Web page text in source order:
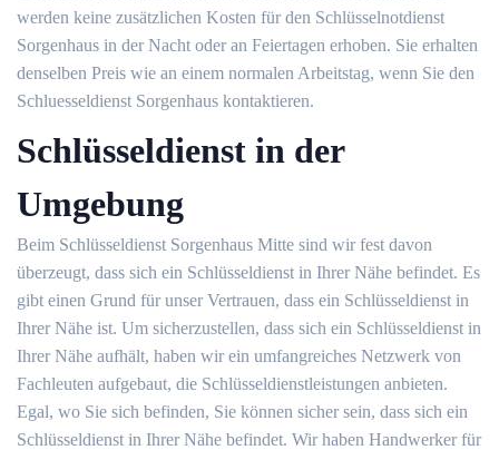
werden keine zusätzlichen Kosten für den Schlüsselnotdienst
Sorgenhaus in der Nacht oder an Feiertagen erhoben. Sie erhalten
denselben Preis wie an einem normalen Arbeitstag, wenn Sie den
Schluesseldienst Sorgenhaus kontaktieren.
Schlüsseldienst in der
Umgebung
Beim Schlüsseldienst Sorgenhaus Mitte sind wir fest davon
überzeugt, dass sich ein Schlüsseldienst in Ihrer Nähe befindet. Es
gibt einen Grund für unser Vertrauen, dass ein Schlüsseldienst in
Ihrer Nähe ist. Um sicherzustellen, dass sich ein Schlüsseldienst in
Ihrer Nähe aufhält, haben wir ein umfangreiches Netzwerk von
Fachleuten aufgebaut, die Schlüsseldienstleistungen anbieten.
Egal, wo Sie sich befinden, Sie können sicher sein, dass sich ein
Schlüsseldienst in Ihrer Nähe befindet. Wir haben Handwerker für